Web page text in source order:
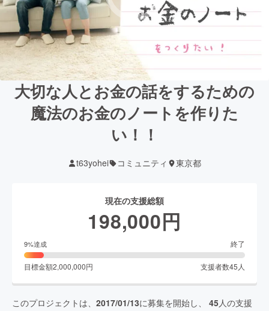
大切な人とお金の話をするための
魔法のお金のノートを作りた
い！！
t63yohei コミュニティ 東京都
現在の支援総額
198,000円
9%達成 終了
目標金額2,000,000円 支援者数45 人
このプロジェクトは、 2017/01/13に募集を開始し、 45人の支援